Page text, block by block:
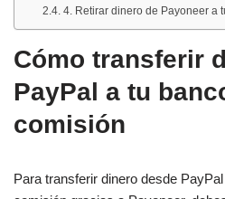
4. Retirar dinero de Payoneer a
Cómo transferir
PayPal a tu
comisión
Para transferir dinero desde